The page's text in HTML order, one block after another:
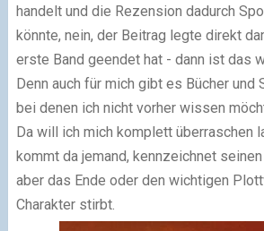
handelt und die Rezension dadurch
könnte, nein, der Beitrag legte direkt
erste Band geendet hat - dann ist das
Denn auch für mich gibt es Bücher und
bei denen ich nicht vorher wissen
Da will ich mich komplett überraschen
kommt da jemand, kennzeichnet
aber das Ende oder den wichtigen
Charakter stirbt.